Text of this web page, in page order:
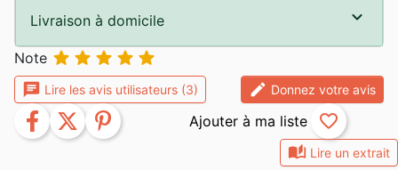
auto_stories Lire un extrait
Livraison à domicile
Note     
chat Lire les avis utilisateurs (3) edit Donnez votre avis
facebook twitter pinterest favorite_border